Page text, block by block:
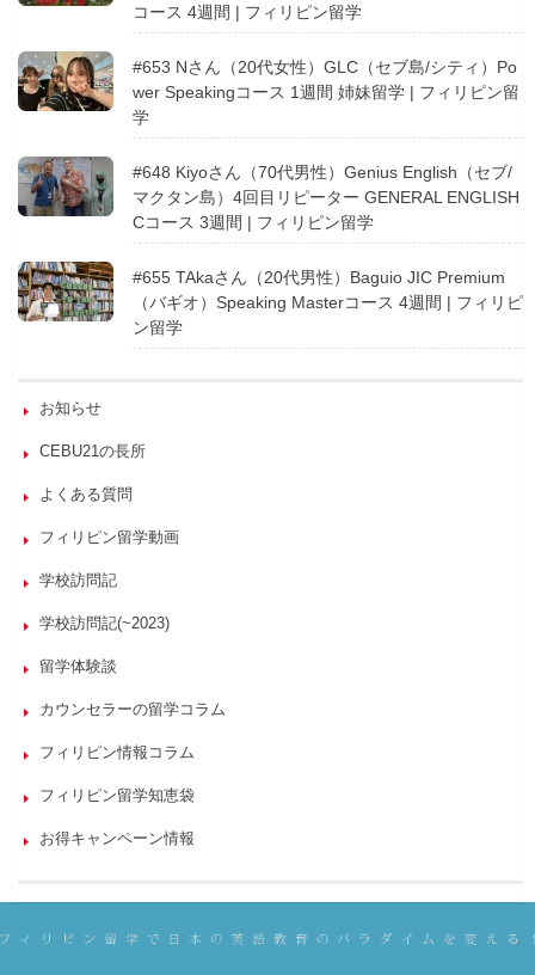
コース 4週間 | フィリピン留学
#653 Nさん（20代女性）GLC（セブ島/シティ）Po
wer Speakingコース 1週間 姉妹留学 | フィリピン留
学
#648 Kiyoさん（70代男性）Genius English（セブ/
マクタン島）4回目リピーター GENERAL ENGLISH
Cコース 3週間 | フィリピン留学
#655 TAkaさん（20代男性）Baguio JIC Premium
（バギオ）Speaking Masterコース 4週間 | フィリピ
ン留学
お知らせ
CEBU21の長所
よくある質問
フィリピン留学動画
学校訪問記
学校訪問記(~2023)
留学体験談
カウンセラーの留学コラム
フィリピン情報コラム
フィリピン留学知恵袋
お得キャンペーン情報